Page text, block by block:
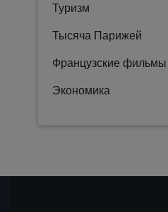
Туризм
Тысяча Парижей
Французские фильмы
Экономика